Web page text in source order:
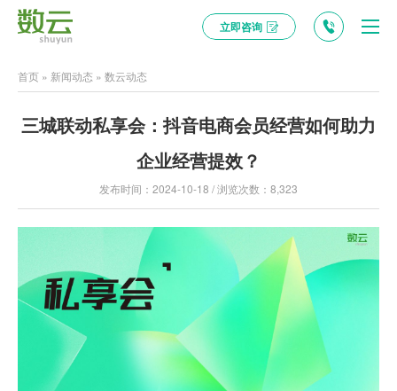
立即咨询
首页 » 新闻动态 » 数云动态
三城联动私享会：抖音电商会员经营如何助力
企业经营提效？
发布时间：2024-10-18 / 浏览次数：8,323